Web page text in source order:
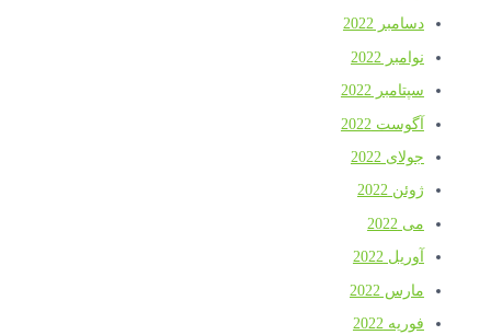
دسامبر 2022
نوامبر 2022
سپتامبر 2022
آگوست 2022
جولای 2022
ژوئن 2022
می 2022
آوریل 2022
مارس 2022
فوریه 2022